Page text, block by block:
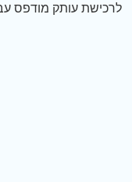
לרכישת עותק מודפס